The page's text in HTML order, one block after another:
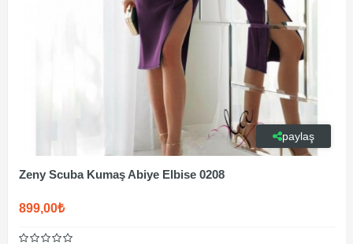
paylaş
Zeny Scuba Kumaş Abiye Elbise 0208
899,00₺